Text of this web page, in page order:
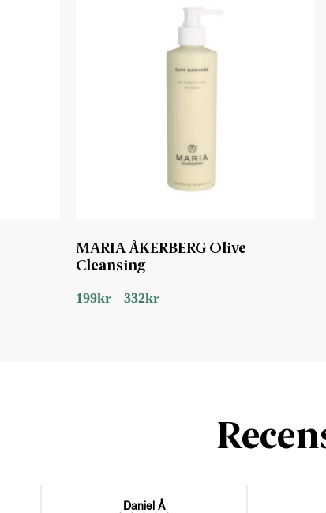
MARIA ÅKERBERG Olive
Cleansing
199kr –332kr
Daniel Å